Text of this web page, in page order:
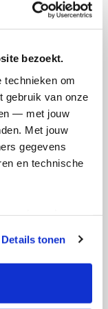
bezoekt.
technieken om
gebruik van onze
— met jouw
Met jouw
gegevens
en technische
wijzigen of
de pagina. De
“details”.
Details tonen
€1.000